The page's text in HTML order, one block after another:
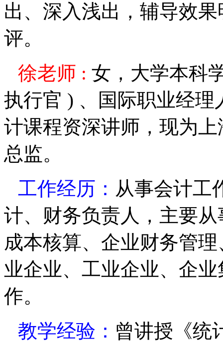
出、深入浅出，辅导效
评。
徐老师 : 女，大学本科
执行官 ) 、国际职业经理
计课程资深讲师，现为
总监。
工作经历： 从事会计工
计、财务负责人，主要
成本核算、企业财务管
业企业、工业企业、企
作。
教学经验： 曾讲授《统